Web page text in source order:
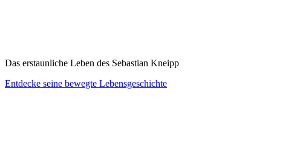
Das erstaunliche Leben des Sebastian Kneipp
Entdecke seine bewegte Lebensgeschichte